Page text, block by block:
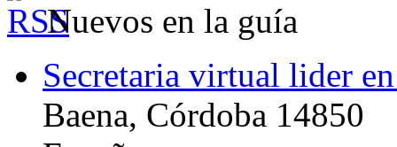
Nuevos en la guía
Secretaria virtual lider
Baena, Córdoba 14850